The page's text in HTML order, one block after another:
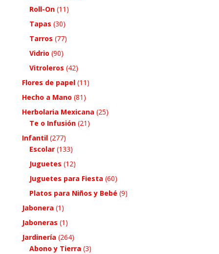
Roll-On (11)
Tapas (30)
Tarros (77)
Vidrio (90)
Vitroleros (42)
Flores de papel (11)
Hecho a Mano (81)
Herbolaria Mexicana (25)
Te o Infusión (21)
Infantil (277)
Escolar (133)
Juguetes (12)
Juguetes para Fiesta (60)
Platos para Niños y Bebé (9)
Jabonera (1)
Jaboneras (1)
Jardinería (264)
Abono y Tierra (3)